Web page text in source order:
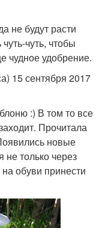
не будут расти
чуть, чтобы
чудное удобрение.
15 сентября 2017
:) В том то все
Прочитала
новые
не только через
обуви принести